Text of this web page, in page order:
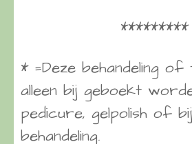
*********
* =Deze behandeling of
alleen bij geboekt
pedicure, gelpolish of
behandeling.